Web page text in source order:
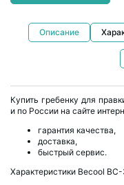
Описание
Купить гребенку для
и по России на сайте
гарантия качества,
доставка,
быстрый сервис.
Характеристики Becool